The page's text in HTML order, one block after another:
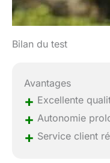
Bilan du test
Avantages
+ Excellente
+ Autonomie
+ Service client